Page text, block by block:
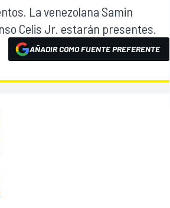
La venezolana Samin
Celis Jr. estarán presentes.
AÑADIR COMO FUENTE PREFERENTE